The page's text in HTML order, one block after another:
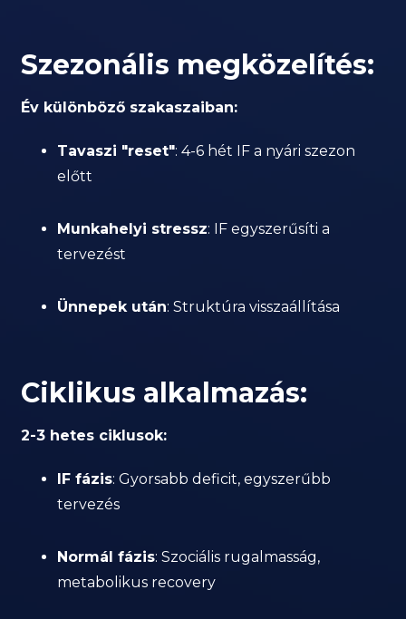
Szezonális megközelítés:
Év különböző szakaszaiban:
Tavaszi "reset": 4-6 hét IF a nyári szezon
előtt
Munkahelyi stressz: IF egyszerűsíti a
tervezést
Ünnepek után: Struktúra visszaállítása
Ciklikus alkalmazás:
2-3 hetes ciklusok:
IF fázis: Gyorsabb deficit, egyszerűbb
tervezés
Normál fázis: Szociális rugalmasság,
metabolikus recovery